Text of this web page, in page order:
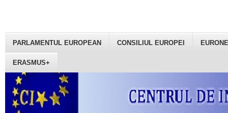
PARLAMENTUL EUROPEAN CONSILIUL EUROPEI
ERASMUS+